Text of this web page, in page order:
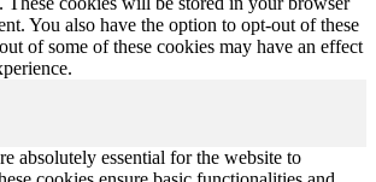
You also have the option to opt-out of these
of some of these cookies may have an effect
absolutely essential for the website to